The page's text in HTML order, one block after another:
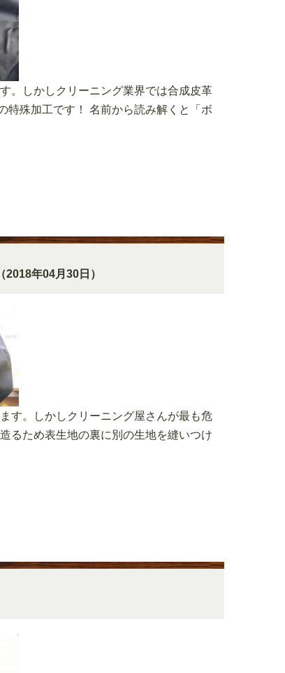
。しかしクリーニング業界では合成皮革
特殊加工です！ 名前から読み解くと「ボ
（2018年04月30日）
す。しかしクリーニング屋さんが最も危
るため表生地の裏に別の生地を縫いつけ